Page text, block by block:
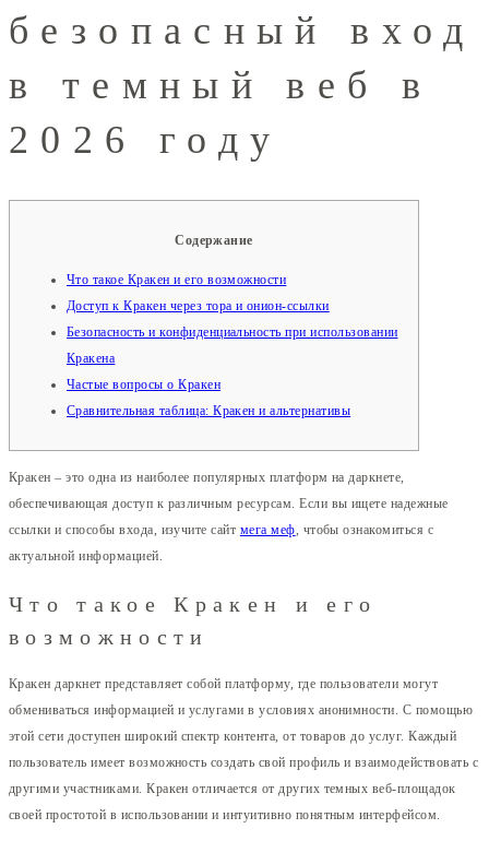
безопасный вход
в темный веб в
2026 году
Содержание
Что такое Кракен и его возможности
Доступ к Кракен через тора и онион-ссылки
Безопасность и конфиденциальность при использовании
Кракена
Частые вопросы о Кракен
Сравнительная таблица: Кракен и альтернативы
Кракен – это одна из наиболее популярных платформ на даркнете,
обеспечивающая доступ к различным ресурсам. Если вы ищете надежные
ссылки и способы входа, изучите сайт мега меф, чтобы ознакомиться с
актуальной информацией.
Что такое Кракен и его
возможности
Кракен даркнет представляет собой платформу, где пользователи могут
обмениваться информацией и услугами в условиях анонимности. С помощью
этой сети доступен широкий спектр контента, от товаров до услуг. Каждый
пользователь имеет возможность создать свой профиль и взаимодействовать с
другими участниками. Кракен отличается от других темных веб-площадок
своей простотой в использовании и интуитивно понятным интерфейсом.